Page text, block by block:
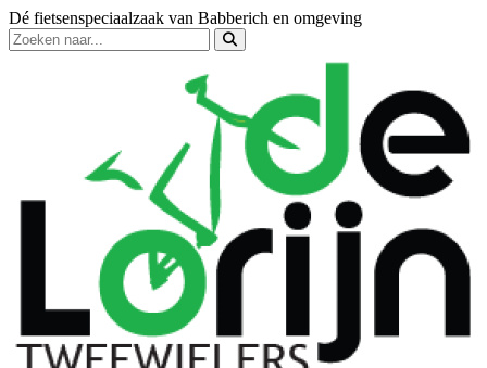
Dé fietsenspeciaalzaak van Babberich en omgeving